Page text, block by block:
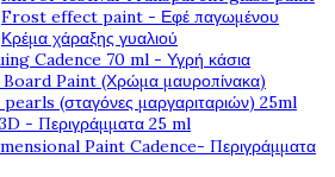
Frost effect paint - Εφέ παγωμένου
Κρέμα χάραξης γυαλιού
Cadence 70 ml - Υγρή κάσια
Paint (Χρώμα μαυροπίνακα)
(σταγόνες μαργαριταριών) 25ml
- Περιγράμματα 25 ml
Paint Cadence- Περιγράμματα